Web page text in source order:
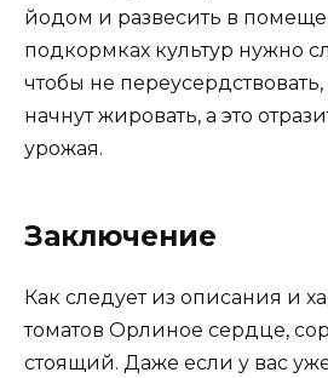
йодом и развесить в
подкормках культур нужно
чтобы не
начнут жировать, а это
урожая.
Заключение
Как следует из описания и
томатов Орлиное сердце,
стоящий. Даже если у вас